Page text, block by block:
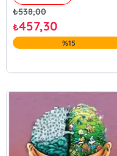
₺538,00
₺457,30
%15